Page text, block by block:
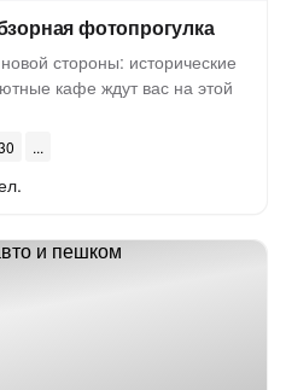
фотопрогулка
стороны: исторические
кафе ждут вас на этой